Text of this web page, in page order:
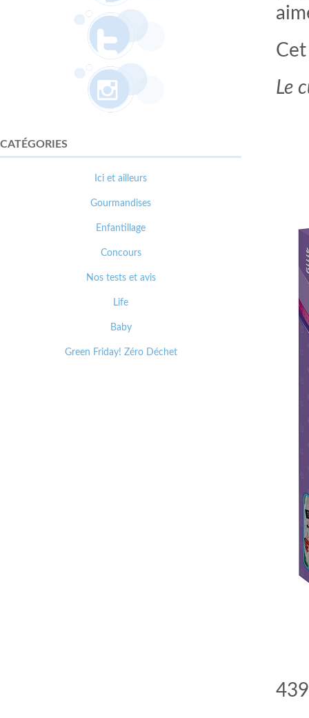
Le
CATÉGORIES
Ici et ailleurs
Gourmandises
Enfantillage
Concours
Nos tests et avis
Life
Baby
Green Friday! Zéro Déchet